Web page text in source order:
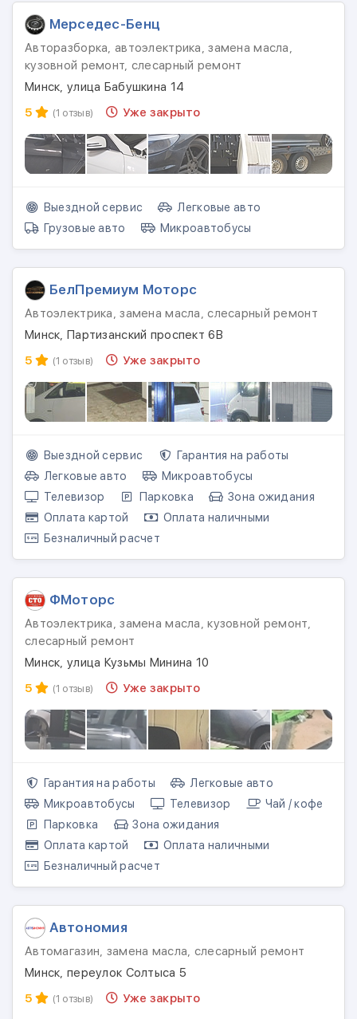
Мерседес-Бенц
Авторазборка, автоэлектрика, замена масла,
кузовной ремонт, слесарный ремонт
Минск, улица Бабушкина 14
5
(1 отзыв) Уже закрыто
Выездной сервис
Легковые авто
Грузовые авто
Микроавтобусы
БелПремиум Моторс
Автоэлектрика, замена масла, слесарный ремонт
Минск, Партизанский проспект 6В
5
(1 отзыв) Уже закрыто
Выездной сервис
Гарантия на работы
Легковые авто
Микроавтобусы
Телевизор
Парковка
Зона ожидания
Оплата картой
Оплата наличными
Безналичный расчет
ФМоторс
Автоэлектрика, замена масла, кузовной ремонт,
слесарный ремонт
Минск, улица Кузьмы Минина 10
5
(1 отзыв) Уже закрыто
Гарантия на работы
Легковые авто
Микроавтобусы
Телевизор
Чай / кофе
Парковка
Зона ожидания
Оплата картой
Оплата наличными
Безналичный расчет
Автономия
Автомагазин, замена масла, слесарный ремонт
Минск, переулок Солтыса 5
5
(1 отзыв) Уже закрыто